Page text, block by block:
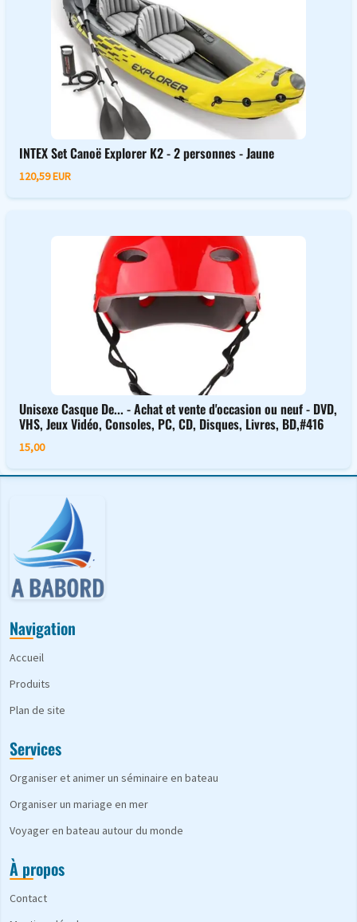
INTEX Set Canoë Explorer K2 - 2 personnes - Jaune
120,59 EUR
Unisexe Casque De... - Achat et vente d'occasion ou neuf - DVD,
VHS, Jeux Vidéo, Consoles, PC, CD, Disques, Livres, BD,#416
15,00
Navigation
Accueil
Produits
Plan de site
Services
Organiser et animer un séminaire en bateau
Organiser un mariage en mer
Voyager en bateau autour du monde
À propos
Contact